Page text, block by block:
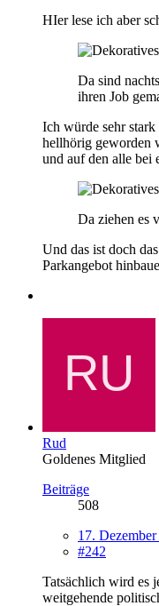
HIer lese ich aber
Da sind
ihren Job
Ich würde sehr
hellhörig geworden
und auf den alle bei
Da ziehen es
Und das ist doch
Parkangebot
Rud
Goldenes Mitglied
Beiträge
508
17.
#242
Tatsächlich wird es
weitgehende